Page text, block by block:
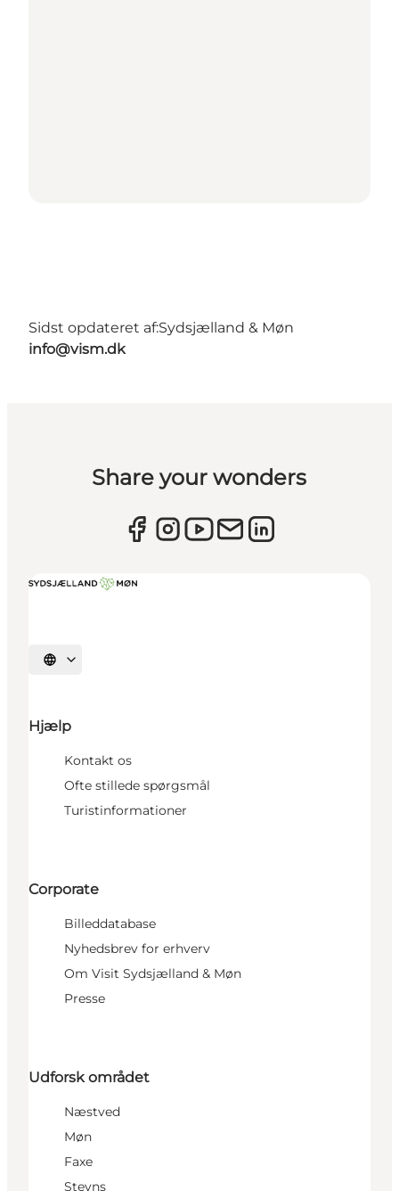
Sidst opdateret af:Sydsjælland & Møn
info@vism.dk
Share your wonders
Vælg sprog
Hjælp
Kontakt os
Ofte stillede spørgsmål
Turistinformationer
Corporate
Billeddatabase
Nyhedsbrev for erhverv
Om Visit Sydsjælland & Møn
Presse
Udforsk området
Næstved
Møn
Faxe
Stevns